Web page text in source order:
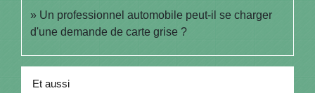
Un professionnel automobile peut-il se charger
d'une demande de carte grise ?
Et aussi